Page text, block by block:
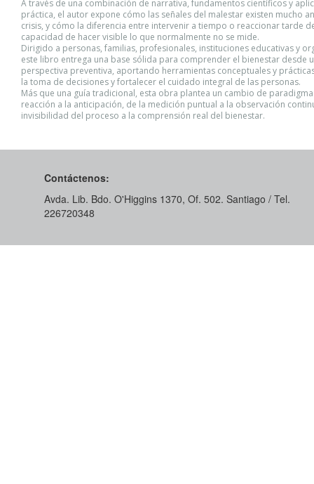
A través de una combinación de narrativa, fundamentos científicos y
práctica, el autor expone cómo las señales del malestar existen mucho
crisis, y cómo la diferencia entre intervenir a tiempo o reaccionar tarde
capacidad de hacer visible lo que normalmente no se mide.
Dirigido a personas, familias, profesionales, instituciones educativas y
este libro entrega una base sólida para comprender el bienestar desde
perspectiva preventiva, aportando herramientas conceptuales y
la toma de decisiones y fortalecer el cuidado integral de las personas.
Más que una guía tradicional, esta obra plantea un cambio de
reacción a la anticipación, de la medición puntual a la observación
invisibilidad del proceso a la comprensión real del bienestar.
Contáctenos:
Avda. Lib. Bdo. O'Higgins 1370, Of. 502. Santiago / Tel.
226720348